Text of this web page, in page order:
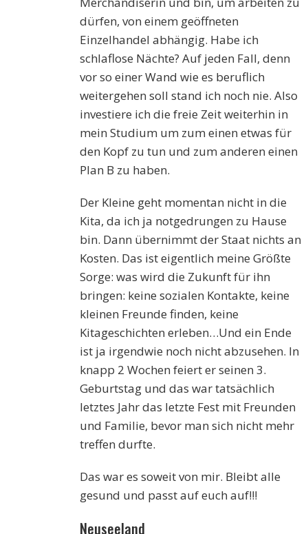
dürfen, von einem geöffneten
Einzelhandel abhängig. Habe ich
schlaflose Nächte? Auf jeden Fall, denn
vor so einer Wand wie es beruflich
weitergehen soll stand ich noch nie. Also
investiere ich die freie Zeit weiterhin in
mein Studium um zum einen etwas für
den Kopf zu tun und zum anderen einen
Plan B zu haben.
Der Kleine geht momentan nicht in die
Kita, da ich ja notgedrungen zu Hause
bin. Dann übernimmt der Staat nichts an
Kosten. Das ist eigentlich meine Größte
Sorge: was wird die Zukunft für ihn
bringen: keine sozialen Kontakte, keine
kleinen Freunde finden, keine
Kitageschichten erleben…Und ein Ende
ist ja irgendwie noch nicht abzusehen. In
knapp 2 Wochen feiert er seinen 3.
Geburtstag und das war tatsächlich
letztes Jahr das letzte Fest mit Freunden
und Familie, bevor man sich nicht mehr
treffen durfte.
Das war es soweit von mir. Bleibt alle
gesund und passt auf euch auf!!!
Neuseeland